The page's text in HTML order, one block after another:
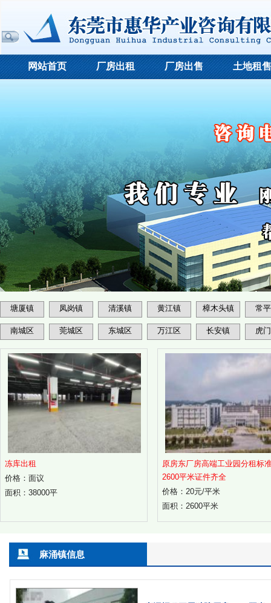
网站首页 厂房出租 厂房出售 土地租售
塘厦镇 凤岗镇 清溪镇 黄江镇 樟木头镇 常
南城区 莞城区 东城区 万江区 长安镇 虎
冻库出租
价格：面议
面积：38000平
原房东厂房高端工业园分租标
2600平米证件齐全
价格：20元/平米
面积：2600平米
麻涌镇信息